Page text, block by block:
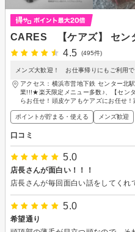
CARES 【ケアズ】 セン
4.5
(495件)
メンズ大歓迎！ お仕事帰りにもご利用で
アクセス：横浜市営地下鉄 センター
業!!!★楽天限定メニュー多数♪、【セン
らお任せ！頭皮ケアもケアズにお任せ！
ポイントが貯まる・使える メンズ歓迎
口コミ
5.0
店長さんが面白い！！！
5.0
希望通り